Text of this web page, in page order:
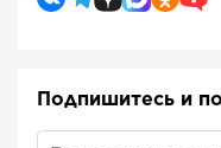
Подпишитесь и